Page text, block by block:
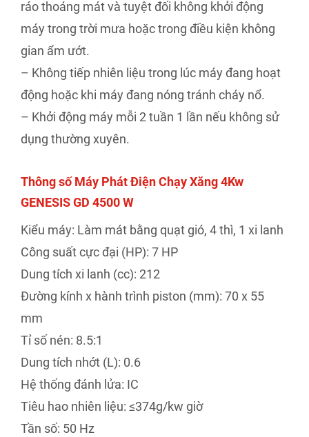
ráo thoáng mát và tuyệt đối không khởi động
máy trong trời mưa hoặc trong điều kiện không
gian ẩm ướt.
– Không tiếp nhiên liệu trong lúc máy đang hoạt
động hoặc khi máy đang nóng tránh cháy nổ.
– Khởi động máy mỗi 2 tuần 1 lần nếu không sử
dụng thường xuyên.
Thông số Máy Phát Điện Chạy Xăng 4Kw
GENESIS GD 4500 W
Kiểu máy: Làm mát bằng quạt gió, 4 thì, 1 xi lanh
Công suất cực đại (HP): 7 HP
Dung tích xi lanh (cc): 212
Đường kính x hành trình piston (mm): 70 x 55
mm
Tỉ số nén: 8.5:1
Dung tích nhớt (L): 0.6
Hệ thống đánh lửa: IC
Tiêu hao nhiên liệu: ≤374g/kw giờ
Tần số: 50 Hz